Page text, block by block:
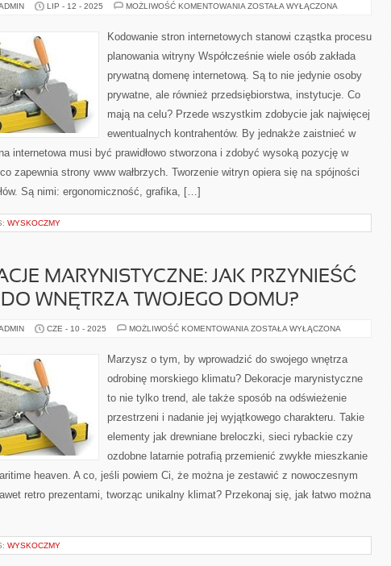
LIP - 12 - 2025 MOŻLIWOŚĆ KOMENTOWANIA SZYFROWANIE
STANOWI
CZĘŚĆ
PLANOWANIA
ZOSTAŁA WYŁĄCZONA
Kodowanie stron internetowych stanowi cząstka procesu
planowania witryny Współcześnie wiele osób zakłada
prywatną domenę internetową. Są to nie jedynie osoby
prywatne, ale również przedsiębiorstwa, instytucje. Co
mają na celu? Przede wszystkim zdobycie jak najwięcej
ewentualnych kontrahentów. By jednakże zaistnieć w
internetowa musi być prawidłowo stworzona i zdobyć wysoką pozycję w
zapewnia strony www wałbrzych. Tworzenie witryn opiera się na spójności
Są nimi: ergonomiczność, grafika, […]
WYSKOCZMY
MARYNISTYCZNE: JAK PRZYNIEŚĆ
WNĘTRZA TWOJEGO DOMU?
CZE - 10 - 2025 MOŻLIWOŚĆ KOMENTOWANIA DEKORACJE
PRZYNIEŚĆ
OCEAN
WNĘTRZA
DOMU?
ZOSTAŁA WYŁĄCZONA
Marzysz o tym, by wprowadzić do swojego wnętrza
odrobinę morskiego klimatu? Dekoracje marynistyczne
to nie tylko trend, ale także sposób na odświeżenie
przestrzeni i nadanie jej wyjątkowego charakteru. Takie
elementy jak drewniane breloczki, sieci rybackie czy
ozdobne latarnie potrafią przemienić zwykłe mieszkanie
heaven. A co, jeśli powiem Ci, że można je zestawić z nowoczesnym
retro prezentami, tworząc unikalny klimat? Przekonaj się, jak łatwo można
WYSKOCZMY